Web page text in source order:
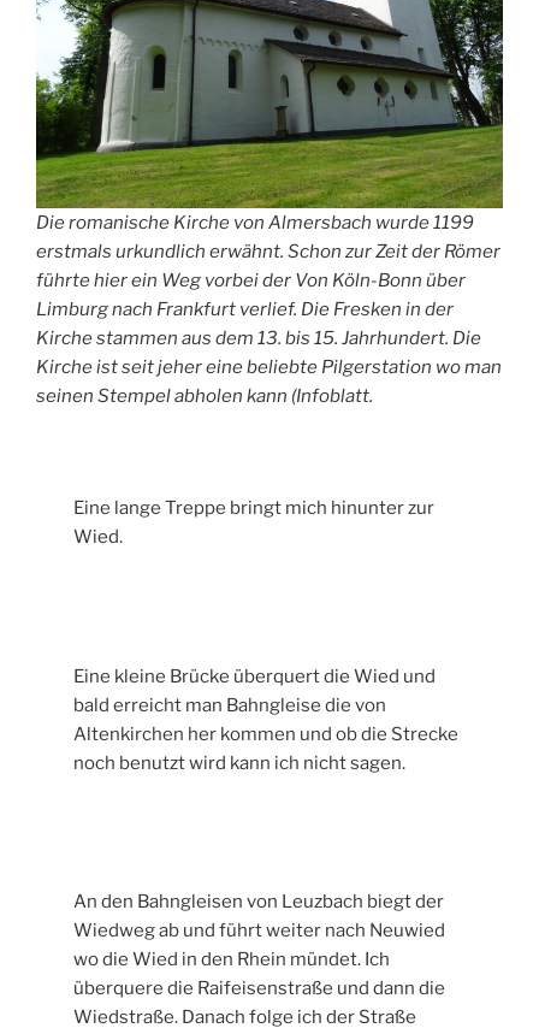
Die romanische Kirche von Almersbach wurde 1199
erstmals urkundlich erwähnt. Schon zur Zeit der Römer
führte hier ein Weg vorbei der Von Köln-Bonn über
Limburg nach Frankfurt verlief. Die Fresken in der
Kirche stammen aus dem 13. bis 15. Jahrhundert. Die
Kirche ist seit jeher eine beliebte Pilgerstation wo man
seinen Stempel abholen kann (Infoblatt.
Eine lange Treppe bringt mich hinunter zur
Wied.
Eine kleine Brücke überquert die Wied und
bald erreicht man Bahngleise die von
Altenkirchen her kommen und ob die Strecke
noch benutzt wird kann ich nicht sagen.
An den Bahngleisen von Leuzbach biegt der
Wiedweg ab und führt weiter nach Neuwied
wo die Wied in den Rhein mündet. Ich
überquere die Raifeisenstraße und dann die
Wiedstraße. Danach folge ich der Straße